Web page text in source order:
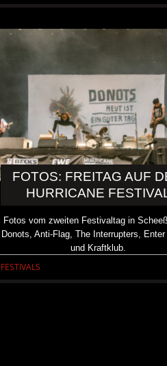
FOTOS: FREITAG AUF
HURRICANE
Fotos vom zweiten Festivaltag in
Donots, Anti-Flag, The Interrupters, Enter
und Kraftklub.
FESTIVALS